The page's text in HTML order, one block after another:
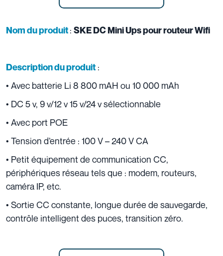
Nom du produit: SKE DC Mini Ups pour routeur Wifi
Description du produit :
• Avec batterie Li 8 800 mAH ou 10 000 mAh
• DC 5 v, 9 v/12 v 15 v/24 v sélectionnable
• Avec port POE
• Tension d’entrée : 100 V – 240 V CA
• Petit équipement de communication CC,
périphériques réseau tels que : modem, routeurs,
caméra IP, etc.
• Sortie CC constante, longue durée de sauvegarde,
contrôle intelligent des puces, transition zéro.